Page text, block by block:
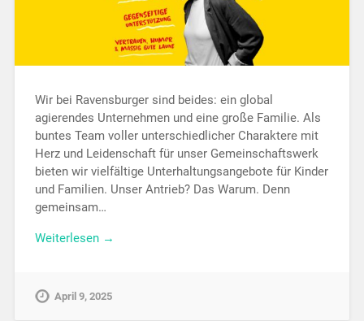
Wir bei Ravensburger sind beides: ein global
agierendes Unternehmen und eine große Familie. Als
buntes Team voller unterschiedlicher Charaktere mit
Herz und Leidenschaft für unser Gemeinschaftswerk
bieten wir vielfältige Unterhaltungsangebote für Kinder
und Familien. Unser Antrieb? Das Warum. Denn
gemeinsam…
Weiterlesen →
April 9, 2025